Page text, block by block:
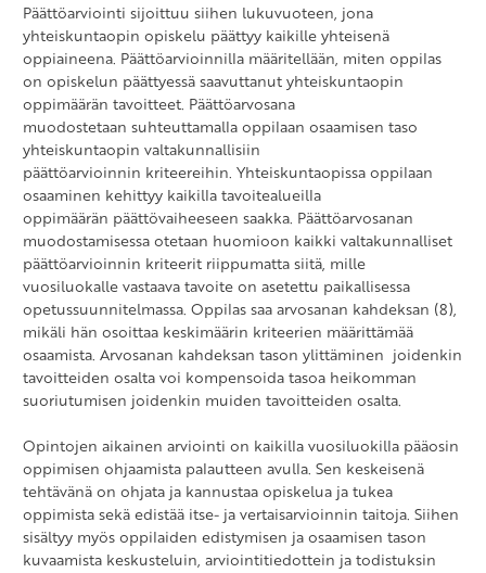
Päättöarviointi sijoittuu siihen lukuvuoteen, jona
yhteiskuntaopin opiskelu päättyy kaikille yhteisenä
oppiaineena. Päättöarvioinnilla määritellään, miten oppilas
on opiskelun päättyessä saavuttanut yhteiskuntaopin
oppimäärän tavoitteet. Päättöarvosana
muodostetaan suhteuttamalla oppilaan osaamisen taso
yhteiskuntaopin valtakunnallisiin
päättöarvioinnin kriteereihin. Yhteiskuntaopissa oppilaan
osaaminen kehittyy kaikilla tavoitealueilla
oppimäärän päättövaiheeseen saakka. Päättöarvosanan
muodostamisessa otetaan huomioon kaikki valtakunnalliset
päättöarvioinnin kriteerit riippumatta siitä, mille
vuosiluokalle vastaava tavoite on asetettu paikallisessa
opetussuunnitelmassa. Oppilas saa arvosanan kahdeksan (8),
mikäli hän osoittaa keskimäärin kriteerien määrittämää
osaamista. Arvosanan kahdeksan tason ylittäminen joidenkin
tavoitteiden osalta voi kompensoida tasoa heikomman
suoriutumisen joidenkin muiden tavoitteiden osalta.
Opintojen aikainen arviointi on kaikilla vuosiluokilla pääosin
oppimisen ohjaamista palautteen avulla. Sen keskeisenä
tehtävänä on ohjata ja kannustaa opiskelua ja tukea
oppimista sekä edistää itse- ja vertaisarvioinnin taitoja. Siihen
sisältyy myös oppilaiden edistymisen ja osaamisen tason
kuvaamista keskusteluin, arviointitiedottein ja todistuksin